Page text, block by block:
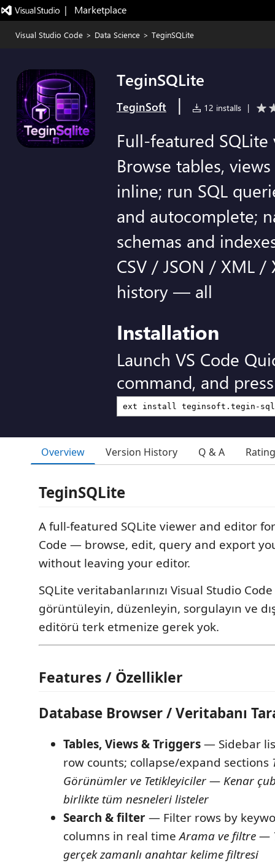
|   Marketplace
Visual Studio Code > Data Science > TeginSQLite
TeginSQLite
TeginSoft | 12 installs |
Full-featured
Browse tables,
inline; run SQL
and autocomplete;
schemas and
CSV / JSON / XML /
history — all
Installation
Launch VS Code
command, and
Overview Version History Q & A
TeginSQLite
A full-featured SQLite viewer and editor
Code — browse, edit, query and export
without leaving your editor.
SQLite veritabanlarınızı Visual Studio
görüntüleyin, düzenleyin, sorgulayın ve
editörü terk etmenize gerek yok.
Features / Özellikler
Database Browser / Veritabanı
Tables, Views & Triggers— Sidebar
row counts; collapse/expand sections
Görünümler ve Tetikleyiciler — Kenar
birlikte tüm nesneleri listeler
Search & filter— Filter rows by
columns in real timeArama ve filtre —
gerçek zamanlı anahtar kelime filtresi